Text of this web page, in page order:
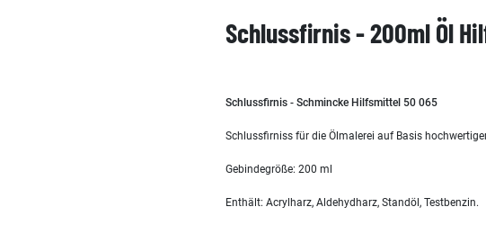
Schlussfirnis - 200ml Öl
Schlussfirnis - Schmincke Hilfsmittel 50 065
Schlussfirniss für die Ölmalerei auf Basis
Gebindegröße: 200 ml
Enthält: Acrylharz, Aldehydharz, Standöl, Testbenzin.